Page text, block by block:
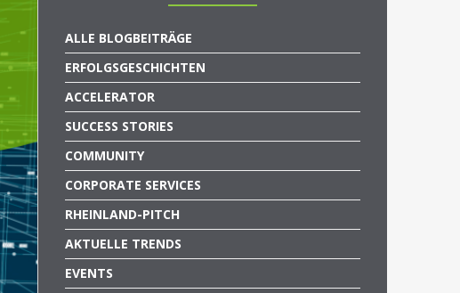
ALLE BLOGBEITRÄGE
ERFOLGSGESCHICHTEN
ACCELERATOR
SUCCESS STORIES
COMMUNITY
CORPORATE SERVICES
RHEINLAND-PITCH
AKTUELLE TRENDS
EVENTS